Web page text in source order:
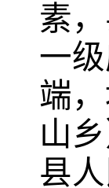
素
一
端
山
县